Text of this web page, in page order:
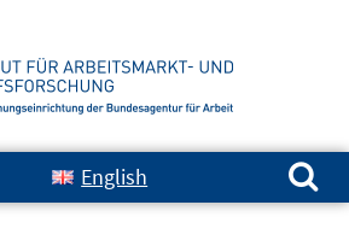
English
Suchen nach: